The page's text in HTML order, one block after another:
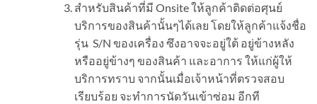
สำหรับสินค้าที่มี Onsite ให้ลูกค้าติดต่อศุนย์
บริการของสินค้านั้นๆได้เลย โดยให้ลูกค้าแจ้งชื่อ
รุ่น S/N ของเครื่อง ซึงอาจจะอยู่ใต้ อยู่ข้างหลัง
หรืออยู่ข้างๆ ของสินค้า และอาการ ให้แก่ผู้ให้
บริการทราบ จากนั้นเมื่อเจ้าหน้าที่ตรวจสอบ
เรียบร้อย จะทำการนัดวันเข้าซ่อม อีกที